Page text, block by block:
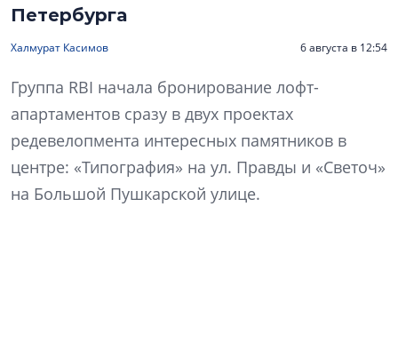
Петербурга
Халмурат Касимов 6 августа в 12:54
Группа RBI начала бронирование лофт-
апартаментов сразу в двух проектах
редевелопмента интересных памятников в
центре: «Типография» на ул. Правды и «Светоч»
на Большой Пушкарской улице.